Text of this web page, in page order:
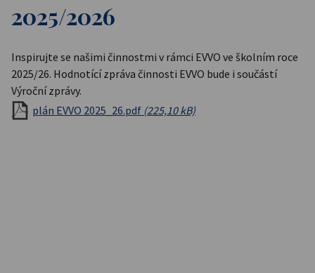
2025/2026
Inspirujte se našimi činnostmi v rámci EVVO ve školním roce
2025/26. Hodnotící zpráva činnosti EVVO bude i součástí
Výroční zprávy.
plán EVVO 2025_26.pdf (225,10 kB)